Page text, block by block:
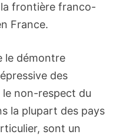
la frontière franco-
France.
le démontre
des
non-respect du
la plupart des pays
sont un